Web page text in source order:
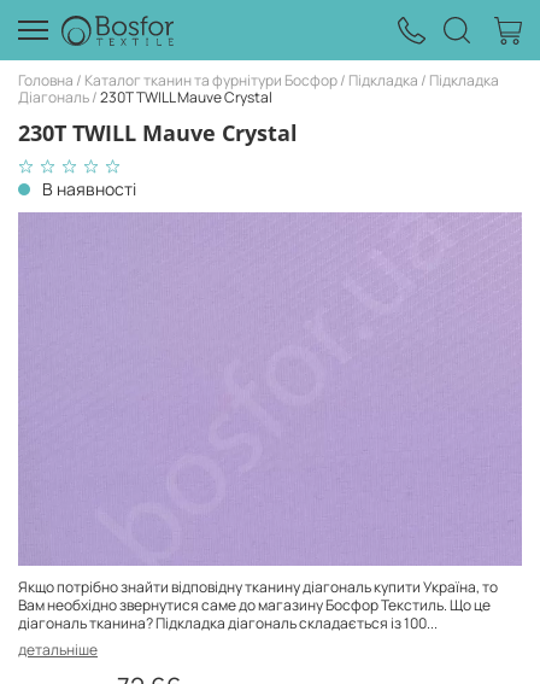
Головна Каталог тканин та фурнітури Босфор Підкладка
Підкладка
Діагональ 230T TWILL Mauve Crystal
230T TWILL Mauve Crystal
В наявності
Якщо потрібно знайти відповідну тканину діагональ купити Україна, то
Вам необхідно звернутися саме до магазину Босфор Текстиль. Що це
діагональ тканина? Підкладка діагональ складається із 100...
детальніше